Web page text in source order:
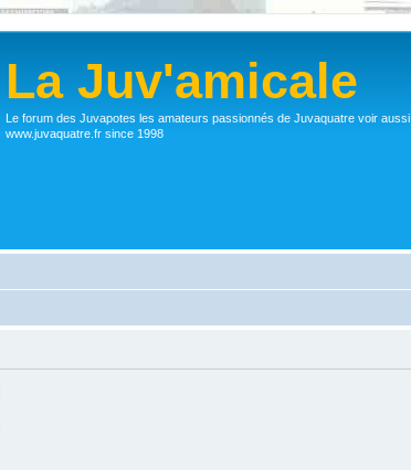
La Juv'amicale
Le forum des Juvapotes les amateurs passionnés de Juvaquatre voir aussi
www.juvaquatre.fr since 1998